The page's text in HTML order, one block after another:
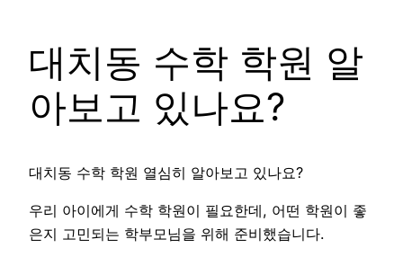
대치동 수학 학원 알
아보고 있나요?
대치동 수학 학원 열심히 알아보고 있나요?
우리 아이에게 수학 학원이 필요한데, 어떤 학원이 좋
은지 고민되는 학부모님을 위해 준비했습니다.